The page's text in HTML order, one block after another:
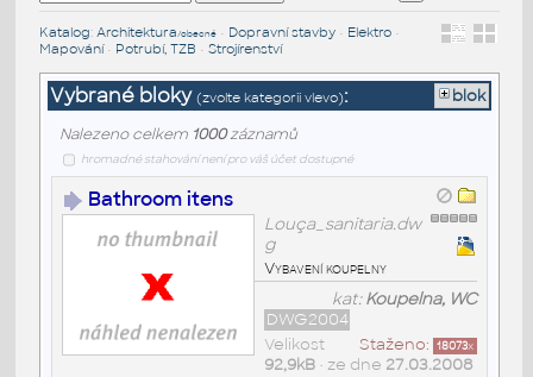
Katalog: Architektura/obecné• Dopravní stavby• Elektro•
Mapování• Potrubí, TZB • Strojírenství
Vybrané bloky (zvolte kategorii vlevo): blok
Nalezeno celkem 1000záznamů
hromadné stahování není pro váš účet dostupné
Bathroom itens
Louça_sanitaria.dw
g
Vybavení koupelny
kat:Koupelna, WC
DWG2004
Staženo: 18073x
Velikost
92,9kB• ze dne 27.03.2008